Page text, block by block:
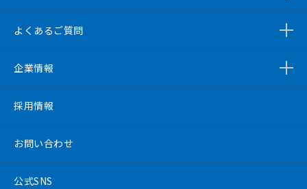
よくあるご質問
企業情報
採用情報
お問い合わせ
公式SNS